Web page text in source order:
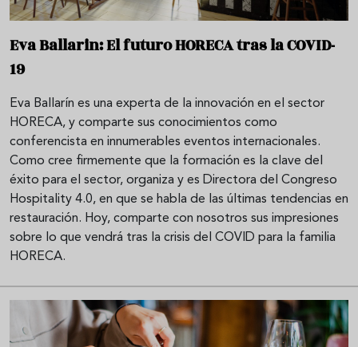
Eva Ballarin: El futuro HORECA tras la COVID-
19
Eva Ballarín es una experta de la innovación en el sector
HORECA, y comparte sus conocimientos como
conferencista en innumerables eventos internacionales.
Como cree firmemente que la formación es la clave del
éxito para el sector, organiza y es Directora del Congreso
Hospitality 4.0, en que se habla de las últimas tendencias en
restauración. Hoy, comparte con nosotros sus impresiones
sobre lo que vendrá tras la crisis del COVID para la familia
HORECA.